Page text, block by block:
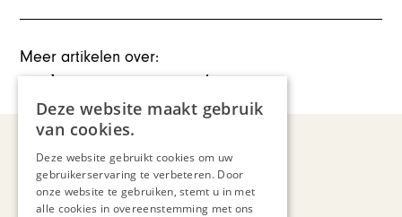
Meer artikelen over:
Ondernemen & Economie
Recent nieuws
Deze website maakt gebruik
van cookies.
Deze website gebruikt cookies om uw
gebruikerservaring te verbeteren. Door
onze website te gebruiken, stemt u in met
alle cookies in overeenstemming met ons